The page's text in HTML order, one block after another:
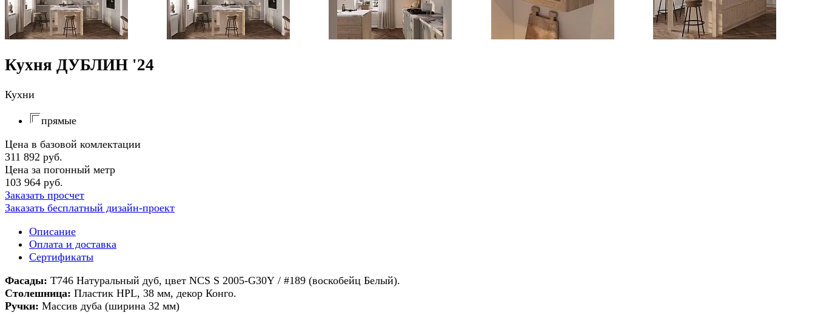
Кухня ДУБЛИН '24
Кухни
прямые
Цена в базовой комлектации
311 892 руб.
Цена за погонный метр
103 964 руб.
Заказать просчет
Заказать бесплатный дизайн-проект
Описание
Оплата и доставка
Сертификаты
Фасады: Т746 Натуральный дуб, цвет NCS S 2005-G30Y / #189 (воскобейц Белый).
Столешница: Пластик HPL, 38 мм, декор Конго.
Ручки: Массив дуба (ширина 32 мм)